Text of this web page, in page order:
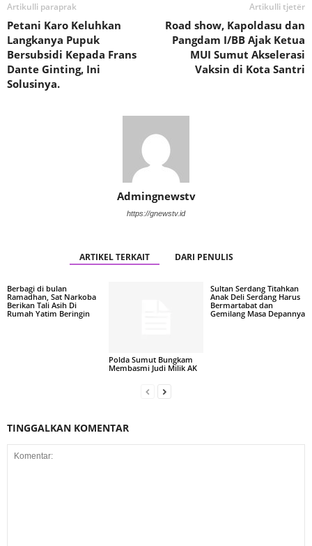
Artikulli paraprak
Petani Karo Keluhkan
Langkanya Pupuk
Bersubsidi Kepada Frans
Dante Ginting, Ini
Solusinya.
Artikulli tjetër
Road show, Kapoldasu dan
Pangdam I/BB Ajak Ketua
MUI Sumut Akselerasi
Vaksin di Kota Santri
Admingnewstv
https://gnewstv.id
ARTIKEL TERKAIT DARI PENULIS
Berbagi di bulan
Ramadhan, Sat Narkoba
Berikan Tali Asih Di
Rumah Yatim Beringin
Polda Sumut Bungkam
Membasmi Judi Milik AK
Sultan Serdang Titahkan
Anak Deli Serdang Harus
Bermartabat dan
Gemilang Masa Depannya
TINGGALKAN KOMENTAR